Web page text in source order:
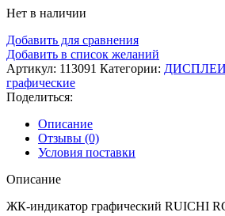
Нет в наличии
Добавить для сравнения
Добавить в список желаний
Артикул: 113091 Категории: ДИСПЛЕИ
графические
Поделиться:
Описание
Отзывы (0)
Условия поставки
Описание
ЖК-индикатор графический RUICHI